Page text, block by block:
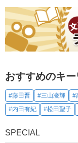
おすすめのキ
#藤田晋 #三山凌輝 #
#内田有紀
#松田聖子
SPECIAL